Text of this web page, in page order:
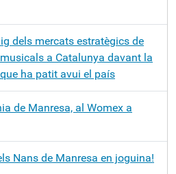
dels mercats estratègics de
a Catalunya davant la
ha patit avui el país
de Manresa, al Womex a
Nans de Manresa en joguina!